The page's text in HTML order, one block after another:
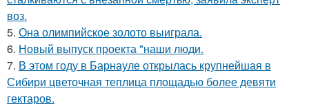
воз.
5. Она олимпийское золото выиграла.
6. Новый выпуск проекта "наши люди.
7. В этом году в Барнауле открылась крупнейшая в
Сибири цветочная теплица площадью более девяти
гектаров.